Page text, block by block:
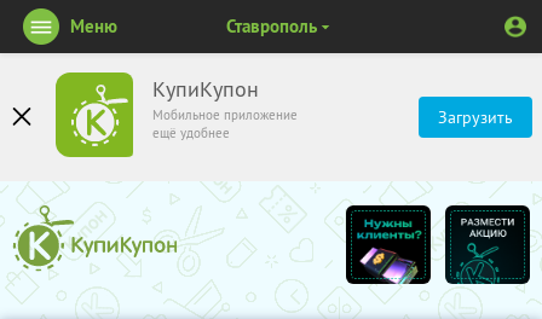
КупиКупон
Мобильное приложение
ещё удобнее
Загрузить
Меню Ставрополь